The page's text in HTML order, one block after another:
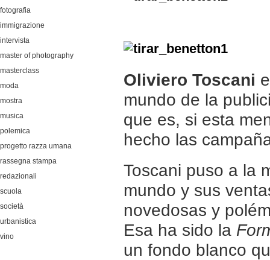
fotografia
immigrazione
intervista
master of photography
masterclass
moda
mostra
musica
polemica
progetto razza umana
rassegna stampa
redazionali
scuola
società
urbanistica
vino
Oliviero Toscani
mundo de la
que es, si esta
hecho las
Toscani puso a la
mundo y sus
novedosas y
Esa ha sido la
un fondo blanco